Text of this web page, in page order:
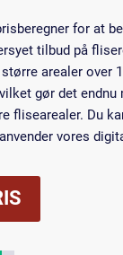
for at
tilbud på
arealer over
gør det
flisearealer. Du
vores